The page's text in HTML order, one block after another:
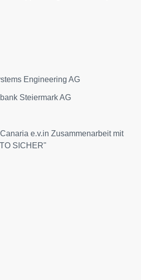
Engineering AG
Steiermark AG
e.v.in Zusammenarbeit mit
SICHER"